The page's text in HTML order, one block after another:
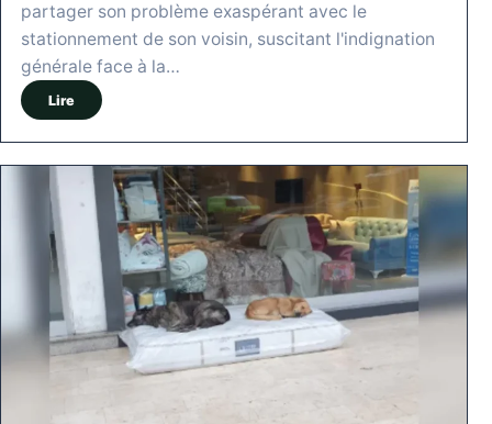
partager son problème exaspérant avec le
stationnement de son voisin, suscitant l'indignation
générale face à la…
Lire